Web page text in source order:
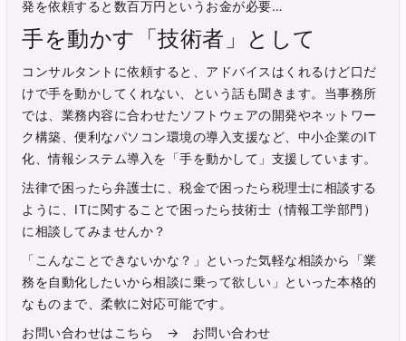
発を依頼すると数百万円というお金が必要…
手を動かす「技術者」として
コンサルタントに依頼すると、アドバイスはくれるけど口だ
けで手を動かしてくれない、という話も聞きます。当事務所
では、業務内容に合わせたソフトウェアの開発やネットワー
ク構築、便利なパソコン環境の導入支援など、中小企業のIT
化、情報システム導入を「手を動かして」支援しています。
法律で困ったら弁護士に、税金で困ったら税理士に相談する
ように、ITに関することで困ったら技術士（情報工学部門）
に相談してみませんか？
「こんなことできないかな？」といった気軽な相談から「業
務を自動化したいから相談に乗って欲しい」といった本格的
なものまで、柔軟に対応可能です。
お問い合わせはこちら → お問い合わせ